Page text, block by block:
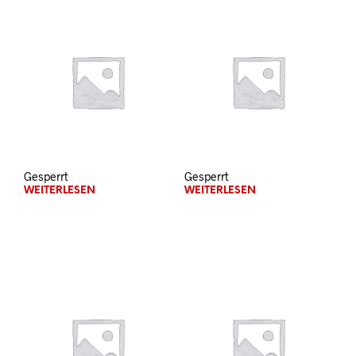
Gesperrt
WEITERLESEN
Gesperrt
WEITERLESEN